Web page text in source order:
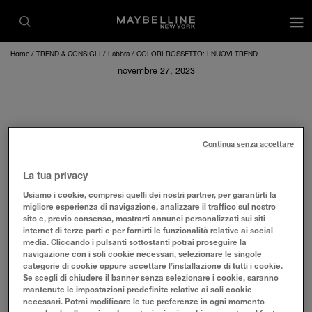
Home TREND & CONSIGLI Labbra COLORI ROSSETTO: I NUOVI TREND
novembre 27, 2023
COLORI ROSSETTO: I NUOVI TREND
Anche se nel make-up vige la regola che occorre indossare
quello che piace per sentirsi a proprio agio, ci sono alcune
indicazioni che sarebbe meglio rispettare. Una di queste
dice che non tutti icolori di rossetto si adattano a tutte le
forme e tipi di labbra.
Ecco come orientarsi nella scelta dei colori rossetto più
adatti al tipo di labbra.
Rossetto rosso: è perfetto per chi ha labbra carnose e
ben delineate perché tende a metterle in evidenza. Da
evitare questo colore se le labbra sono sottili, perché si
otterrebbe l’effetto di maggiore assottigliamento.
La tua privacy
Usiamo i cookie, compresi quelli dei nostri partner, per garantirti la
migliore esperienza di navigazione, analizzare il traffico sul nostro
sito e, previo consenso, mostrarti annunci personalizzati sui siti
internet di terze parti e per fornirti le funzionalità relative ai social
media. Cliccando i pulsanti sottostanti potrai proseguire la
navigazione con i soli cookie necessari, selezionare le singole
categorie di cookie oppure accettare l’installazione di tutti i cookie.
Se scegli di chiudere il banner senza selezionare i cookie, saranno
mantenute le impostazioni predefinite relative ai soli cookie
necessari. Potrai modificare le tue preferenze in ogni momento
Continua senza accettare